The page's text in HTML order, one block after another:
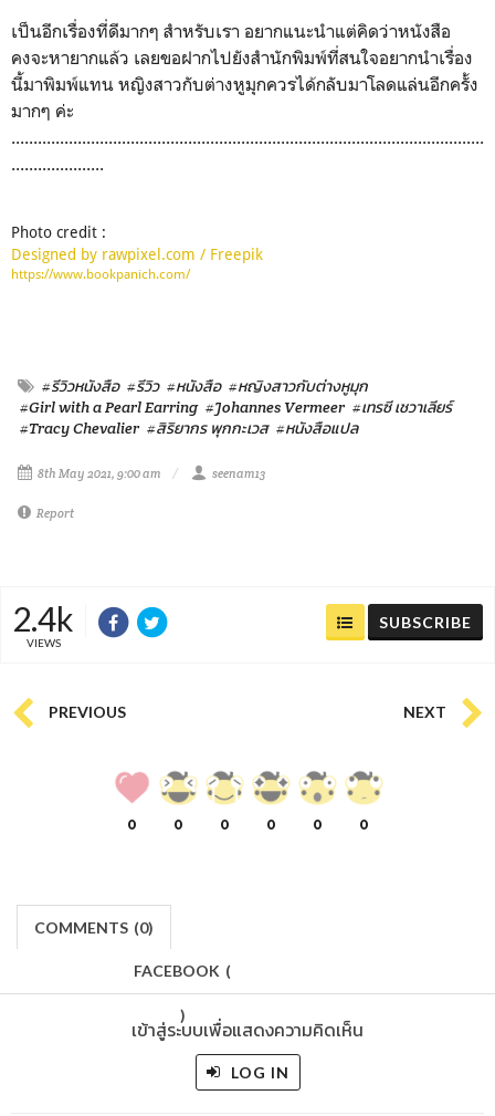
เป็นอีกเรื่องที่ดีมากๆ สำหรับเรา อยากแนะนำแต่คิดว่าหนังสือ
คงจะหายากแล้ว เลยขอฝากไปยังสำนักพิมพ์ที่สนใจอยากนำเรื่อง
นี้มาพิมพ์แทน หญิงสาวกับต่างหูมุกควรได้กลับมาโลดแล่นอีกครั้ง
มากๆ ค่ะ
...........................................................................................................
.....................
Photo credit :
Designed by rawpixel.com / Freepik
https://www.bookpanich.com/
#รีวิวหนังสือ #รีวิว #หนังสือ #หญิงสาวกับต่างหูมุก
#Girl with a Pearl Earring #Johannes Vermeer #เทรซี เชวาเลียร์
#Tracy Chevalier #สิริยากร พุกกะเวส #หนังสือแปล
8th May 2021, 9:00 am seenam13
Report
2.4k
VIEWS
SUBSCRIBE
PREVIOUS NEXT
0 0 0 0 0 0
COMMENTS (0)
FACEBOOK (
)
เข้าสู่ระบบเพื่อแสดงความคิดเห็น
LOG IN